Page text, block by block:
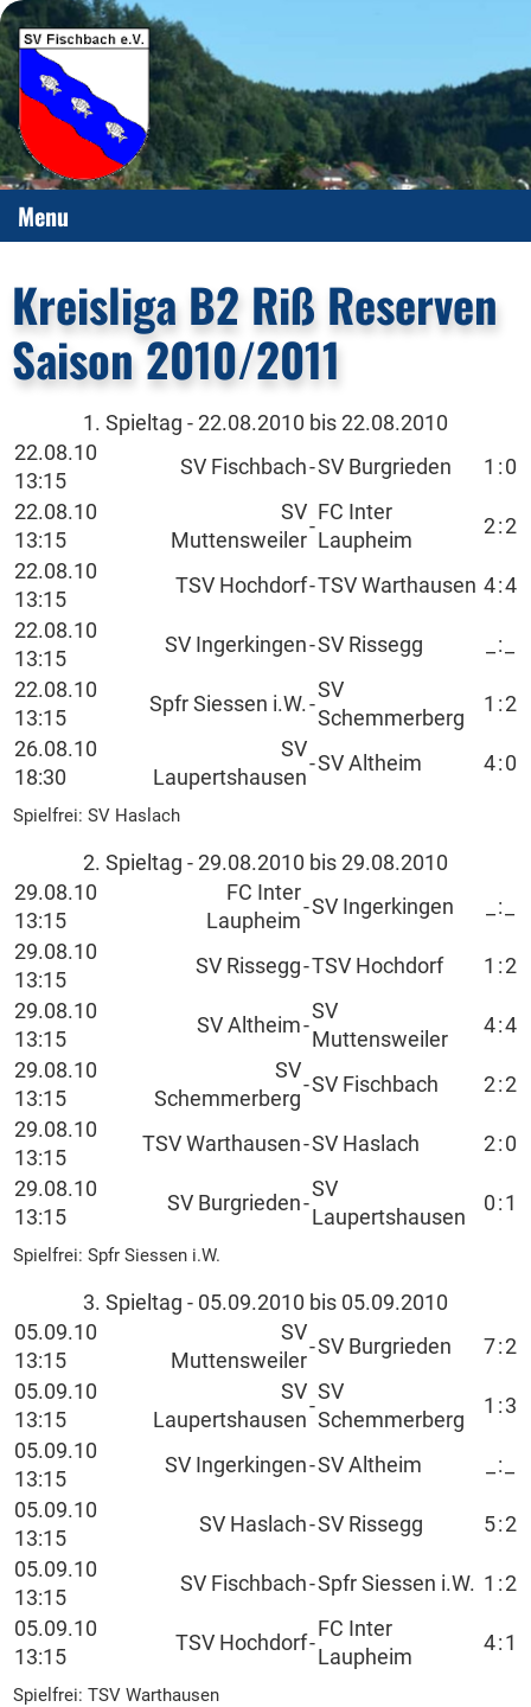
Menu
Kreisliga B2 Riß Reserven
Saison 2010/2011
1. Spieltag - 22.08.2010 bis 22.08.2010
22.08.10
13:15
SV Fischbach-SV Burgrieden 1 : 0
22.08.10
13:15
SV
Muttensweiler
-
FC Inter
Laupheim
2:2
22.08.10
13:15
TSV Hochdorf-TSV Warthausen 4:4
22.08.10
13:15
SV Ingerkingen-SV Rissegg :
22.08.10
13:15
Spfr Siessen i.W.-
SV
Schemmerberg
1 :2
26.08.10
18:30
SV
Laupertshausen
-SV Altheim 4: 0
Spielfrei: SV Haslach
2. Spieltag - 29.08.2010 bis 29.08.2010
29.08.10
13:15
FC Inter
Laupheim
-SV Ingerkingen :
29.08.10
13:15
SV Rissegg-TSV Hochdorf 1 :2
29.08.10
13:15
SV Altheim-
SV
Muttensweiler
4:4
29.08.10
13:15
SV
Schemmerberg
-SV Fischbach 2:2
29.08.10
13:15
TSV Warthausen-SV Haslach 2: 0
29.08.10
13:15
SV Burgrieden-
SV
Laupertshausen
0 : 1
Spielfrei: Spfr Siessen i.W.
3. Spieltag - 05.09.2010 bis 05.09.2010
05.09.10
13:15
SV
Muttensweiler
-SV Burgrieden 7:2
05.09.10
13:15
SV
Laupertshausen
-
SV
Schemmerberg
1 : 3
05.09.10
13:15
SV Ingerkingen-SV Altheim :
05.09.10
13:15
SV Haslach-SV Rissegg 5:2
05.09.10
13:15
SV Fischbach-Spfr Siessen i.W. 1 :2
05.09.10
13:15
TSV Hochdorf-
FC Inter
Laupheim
4: 1
Spielfrei: TSV Warthausen